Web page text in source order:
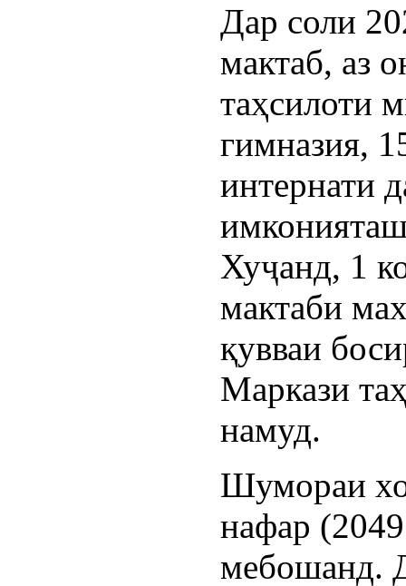
Дар соли
мактаб, аз
таҳсилоти
гимназия,
интернати
Хуҷанд, 1
мактаби
қувваи
Маркази
намуд.
Шумораи
нафар
мебошанд.